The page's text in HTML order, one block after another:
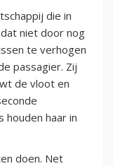
die in
niet door nog
te verhogen
passagier. Zij
de vloot en
houden haar in
doen. Net